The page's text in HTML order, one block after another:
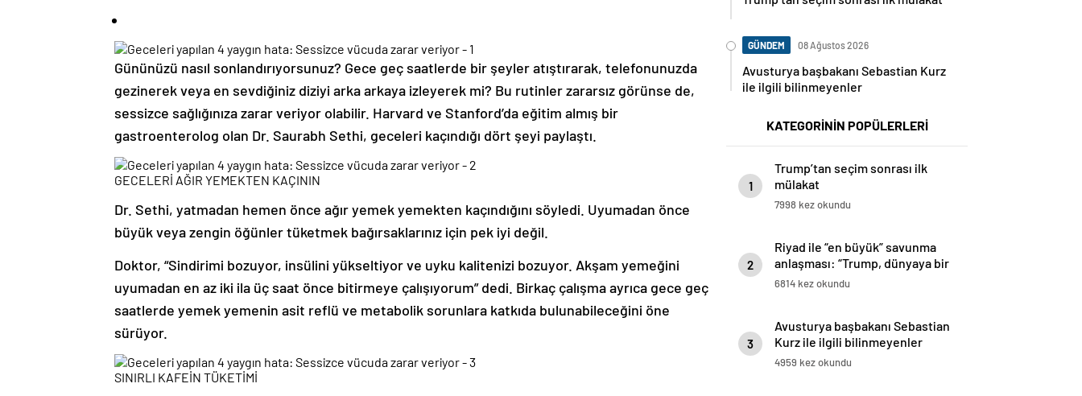
Gününüzü nasıl sonlandırıyorsunuz? Gece geç saatlerde bir şeyler atıştırarak, telefonunuzda
gezinerek veya en sevdiğiniz diziyi arka arkaya izleyerek mi? Bu rutinler zararsız görünse de,
sessizce sağlığınıza zarar veriyor olabilir. Harvard ve Stanford’da eğitim almış bir
gastroenterolog olan Dr. Saurabh Sethi, geceleri kaçındığı dört şeyi paylaştı.
GECELERİ AĞIR YEMEKTEN KAÇININ
Dr. Sethi, yatmadan hemen önce ağır yemek yemekten kaçındığını söyledi. Uyumadan önce
büyük veya zengin öğünler tüketmek bağırsaklarınız için pek iyi değil.
Doktor, “Sindirimi bozuyor, insülini yükseltiyor ve uyku kalitenizi bozuyor. Akşam yemeğini
uyumadan en az iki ila üç saat önce bitirmeye çalışıyorum” dedi. Birkaç çalışma ayrıca gece geç
saatlerde yemek yemenin asit reflü ve metabolik sorunlara katkıda bulunabileceğini öne
sürüyor.
SINIRLI KAFEİN TÜKETİMİ
GÜNDEM 08 Ağustos 2026
Avusturya başbakanı Sebastian Kurz
ile ilgili bilinmeyenler
KATEGORİNİN POPÜLERLERİ
1
Trump’tan seçim sonrası ilk
mülakat
7998 kez okundu
2
Riyad ile “en büyük” savunma
anlaşması: “Trump, dünyaya bir
mesaj gönderdi”
6814 kez okundu
3
Avusturya başbakanı Sebastian
Kurz ile ilgili bilinmeyenler
4959 kez okundu